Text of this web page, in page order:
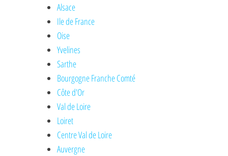
Alsace
Ile de France
Oise
Yvelines
Sarthe
Bourgogne Franche Comté
Côte d'Or
Val de Loire
Loiret
Centre Val de Loire
Auvergne